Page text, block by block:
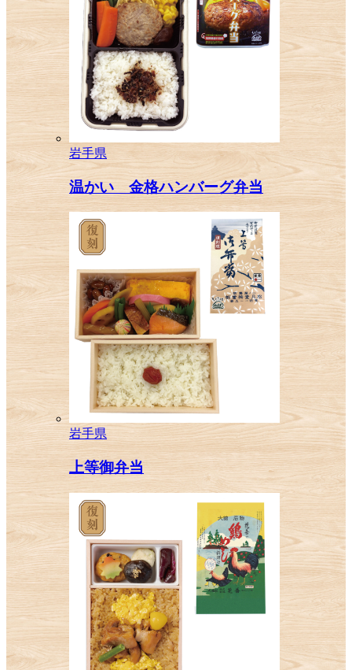
岩手県
温かい 金格ハンバーグ弁当
岩手県
上等御弁当